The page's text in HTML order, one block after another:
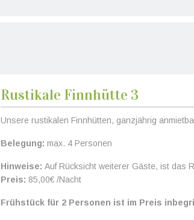
Rustikale Finnhütte 3
Unsere rustikalen Finnhütten, ganzjährig
Belegung: max. 4 Personen
Hinweise: Auf Rücksicht weiterer Gäste, ist das
Preis: 85,00€ /Nacht
Frühstück für 2 Personen ist im Preis